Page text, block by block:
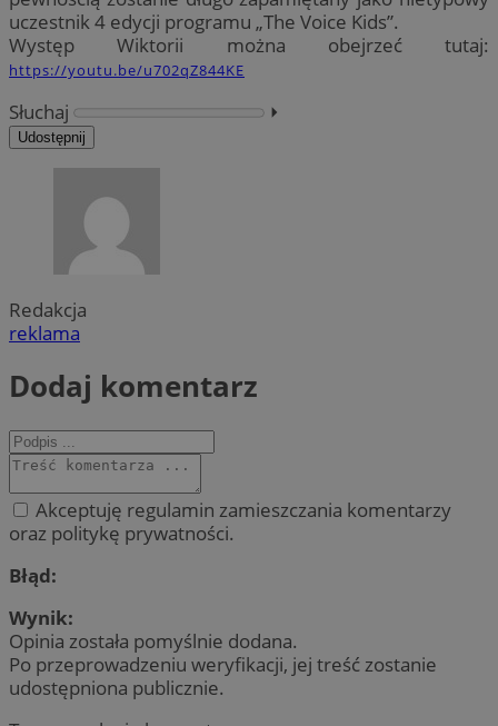
uczestnik 4 edycji programu „The Voice Kids”.
Występ Wiktorii można obejrzeć tutaj:
https://youtu.be/u702qZ844KE
Słuchaj ⏵︎
Udostępnij
Redakcja
reklama
Dodaj komentarz
Akceptuję regulamin zamieszczania komentarzy
oraz politykę prywatności.
Błąd:
Wynik:
Opinia została pomyślnie dodana.
Po przeprowadzeniu weryfikacji, jej treść zostanie
udostępniona publicznie.